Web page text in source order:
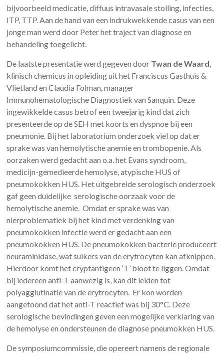
bijvoorbeeld medicatie, diffuus intravasale stolling, infecties,
ITP, TTP. Aan de hand van een indrukwekkende casus van een
jonge man werd door Peter het traject van diagnose en
behandeling toegelicht.
De laatste presentatie werd gegeven door Twan de Waard,
klinisch chemicus in opleiding uit het Franciscus Gasthuis &
Vlietland en Claudia Folman, manager
Immunohematologische Diagnostiek van Sanquin. Deze
ingewikkelde casus betrof een tweejarig kind dat zich
presenteerde op de SEH met koorts en dyspnoe bij een
pneumonie. Bij het laboratorium onderzoek viel op dat er
sprake was van hemolytische anemie en trombopenie. Als
oorzaken werd gedacht aan o.a. het Evans syndroom,
medicijn-gemedieerde hemolyse, atypische HUS of
pneumokokken HUS. Het uitgebreide serologisch onderzoek
gaf geen duidelijke serologische oorzaak voor de
hemolytische anemie. Omdat er sprake was van
nierproblematiek bij het kind met verdenking van
pneumokokken infectie werd er gedacht aan een
pneumokokken HUS. De pneumokokken bacterie produceert
neuraminidase, wat suikers van de erytrocyten kan afknippen.
Hierdoor komt het cryptantigeen ‘T’ bloot te liggen. Omdat
bij iedereen anti-T aanwezig is, kan dit leiden tot
polyagglutinatie van de erytrocyten. Er kon worden
aangetoond dat het anti-T reactief was bij 30°C. Deze
serologische bevindingen geven een mogelijke verklaring van
de hemolyse en ondersteunen de diagnose pneumokken HUS.
De symposiumcommissie, die opereert namens de regionale